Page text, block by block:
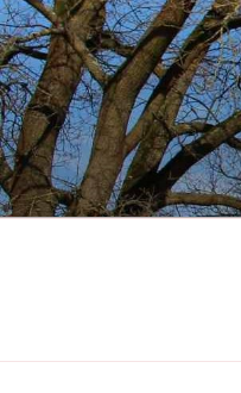
Zum
Inhalt
springen